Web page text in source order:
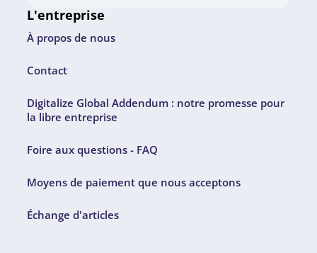
L'entreprise
À propos de nous
Contact
Digitalize Global Addendum : notre promesse pour
la libre entreprise
Foire aux questions - FAQ
Moyens de paiement que nous acceptons
Échange d'articles